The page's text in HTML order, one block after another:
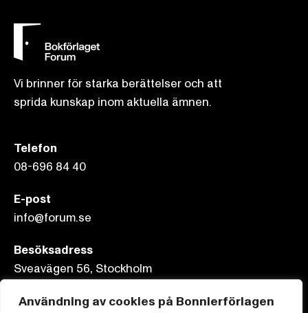
Användning av cookies på Bonnierförlagen
Vi brinner för starka berättelser och att
sprida kunskap inom aktuella ämnen.
Telefon
08-696 84 40
E-post
info@forum.se
Besöksadress
Sveavägen 56, Stockholm
Postadress